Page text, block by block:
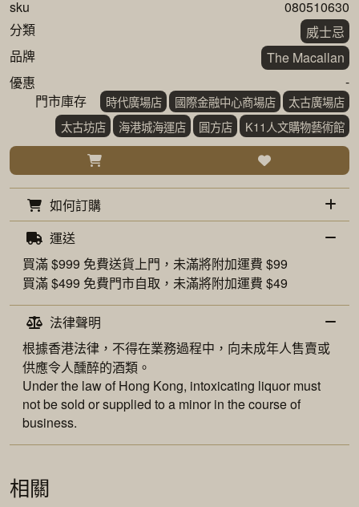
sku
080510630
分類
威士忌
品牌
The Macallan
優惠
-
門市庫存
時代廣場店 國際金融中心商場店
太古廣場店
太古坊店
海港城海運店 圓方店 K11人文購物藝術館
如何訂購
運送
買滿 $999 免費送貨上門 ，未滿將附加運費 $99
買滿 $499 免費門市自取 ，未滿將附加運費 $49
法律聲明
根據香港法律，不得在業務過程中，向未成年人售賣或
供應令人醺醉的酒類。
Under the law of Hong Kong, intoxicating liquor must
not be sold or supplied to a minor in the course of
business.
相關